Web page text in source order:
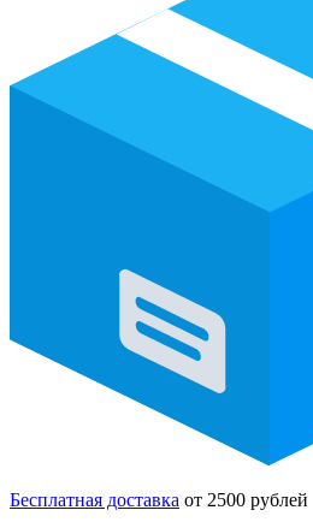
Бесплатная доставка от 2500 рублей